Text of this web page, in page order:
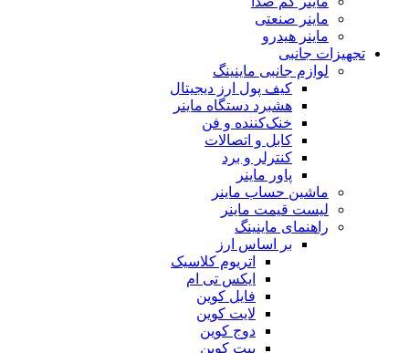
ماینر صنعتی
ماینر هیدرو
تجهیزات جانبی
لوازم جانبی ماینینگ
کیف پول ارز دیجیتال
هشبرد دستگاه ماینر
خنک‌کننده و فن
کابل و اتصالات
کنترلر و برد
پاور ماینر
ماشین حساب ماینر
لیست قیمت ماینر
راهنمای ماینینگ
بر اساس ارز
اتریوم کلاسیک
ایکس تی ام
فایل کوین
لایت کوین
دوج کوین
بیت کوین